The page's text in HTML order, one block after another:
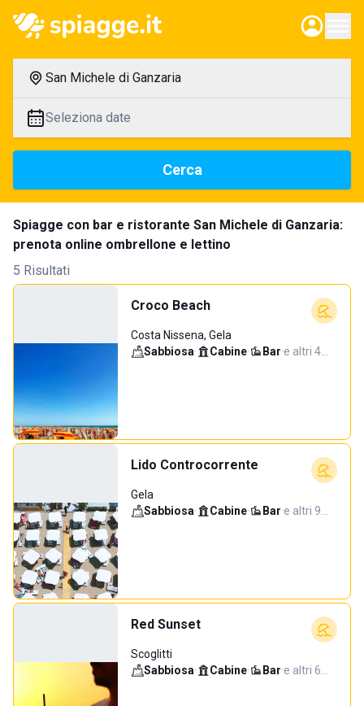
San Michele di Ganzaria
Seleziona date
Cerca
Spiagge con bar e ristorante San Michele di Ganzaria:
prenota online ombrellone e lettino
5 Risultati
Croco Beach
Costa Nissena, Gela
Sabbiosa· Cabine· Bar·e altri 4…
Lido Controcorrente
Gela
Sabbiosa· Cabine· Bar·e altri 9…
Red Sunset
Scoglitti
Sabbiosa· Cabine· Bar·e altri 6…